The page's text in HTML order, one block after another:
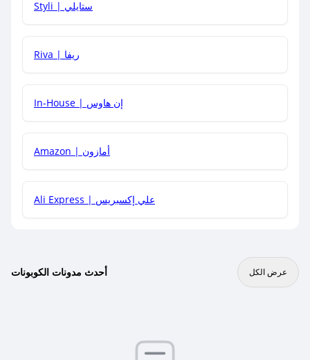
هل يمكنني جمع كود خصم مع العروض الأخرى؟
Styli | ستايلي
Riva | ريفا
In-House | إن هاوس
Amazon | أمازون
Ali Express | علي إكسبريس
أحدث مدونات الكوبونات عرض الكل